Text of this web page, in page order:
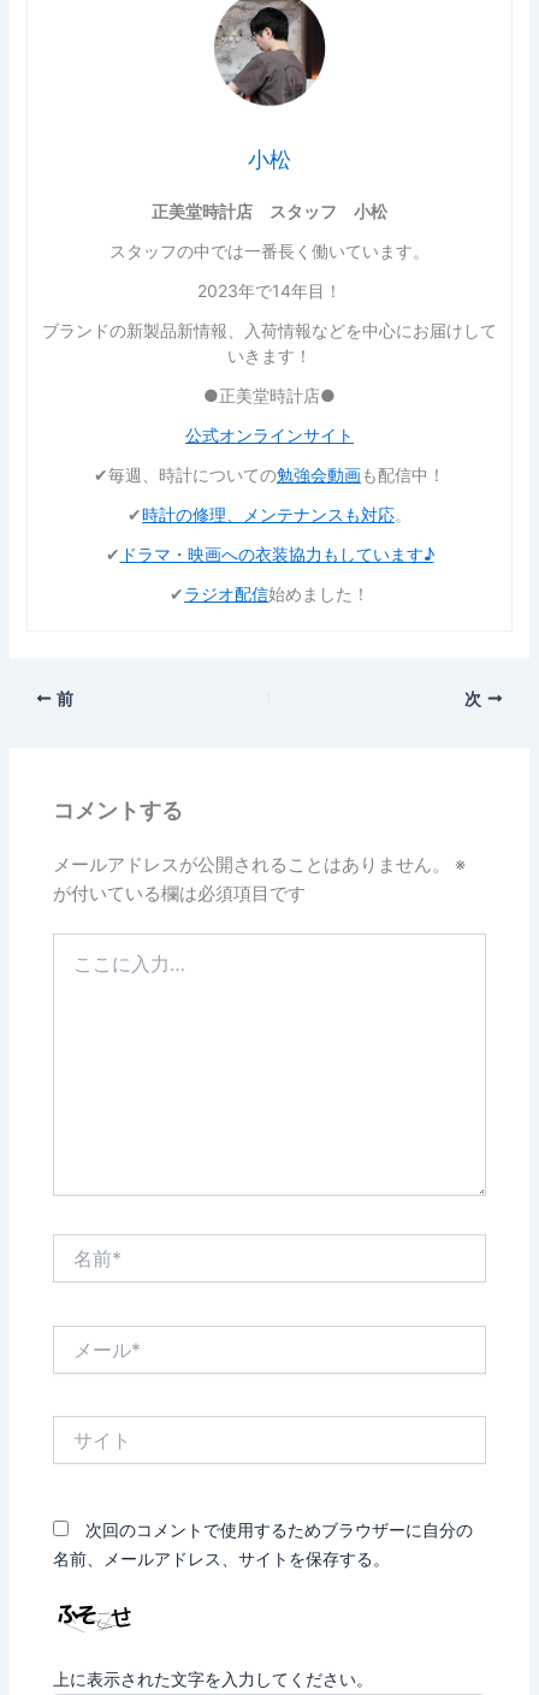
小松
正美堂時計店 スタッフ 小松
スタッフの中では一番長く働いています。
2023年で14年目！
ブランドの新製品新情報、入荷情報などを中心にお届けして
いきます！
●正美堂時計店●
公式オンラインサイト
✔︎毎週、時計についての勉強会動画も配信中！
✔︎時計の修理、メンテナンスも対応。
✔︎ ドラマ・映画への衣装協力もしています♪
✔︎ラジオ配信始めました！
前 次
コメントする
メールアドレスが公開されることはありません。
※
が付いている欄は必須項目です
次回のコメントで使用するためブラウザーに自分の
名前、メールアドレス、サイトを保存する。
上に表示された文字を入力してください。